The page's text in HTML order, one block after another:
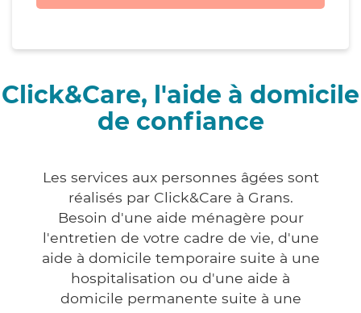
Click&Care, l'aide à domicile
de confiance
Les services aux personnes âgées sont
réalisés par Click&Care à Grans.
Besoin d'une aide ménagère pour
l'entretien de votre cadre de vie, d'une
aide à domicile temporaire suite à une
hospitalisation ou d'une aide à
domicile permanente suite à une